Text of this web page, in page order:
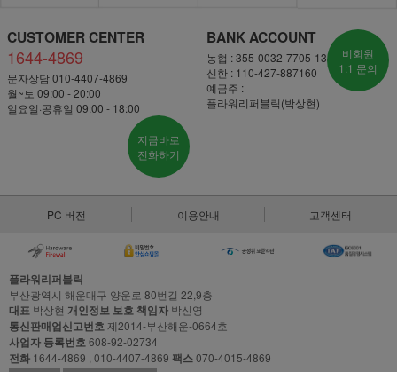
CUSTOMER CENTER
1644-4869
문자상담 010-4407-4869
월~토 09:00 - 20:00
일요일·공휴일 09:00 - 18:00
지금바로
전화하기
BANK ACCOUNT
농협 : 355-0032-7705-13
신한 : 110-427-887160
예금주 :
플라워리퍼블릭(박상현)
비회원
1:1 문의
PC 버전 이용안내 고객센터
플라워리퍼블릭
부산광역시 해운대구 양운로 80번길 22,9층
대표 박상현 개인정보 보호 책임자 박신영
통신판매업신고번호제2014-부산해운-0664호
사업자 등록번호608-92-02734
전화 1644-4869 , 010-4407-4869 팩스070-4015-4869